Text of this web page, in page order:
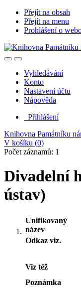
Přejít na obsah
Přejít na menu
Prohlášení o
Vyhledávání
Konto
Nastavení účtu
Nápověda
Přihlášení
Knihovna Památníku
V košíku (0)
Počet záznamů: 1
Divadelní
ústav)
Unifikovaný
název
Odkaz viz.
Viz též
Poznámka